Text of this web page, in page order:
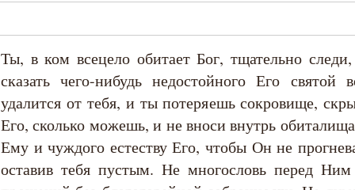
Ты, в ком всецело обитает Бог, тщательно
сказать чего-нибудь недостойного Его
удалится от тебя, и ты потеряешь сокровище,
Его, сколько можешь, и не вноси внутрь
Ему и чуждого естеству Его, чтобы Он не
оставив тебя пустым. Не многословь перед